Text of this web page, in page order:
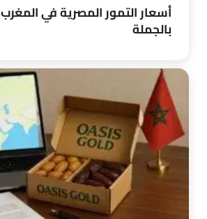
أسعار التمور المصرية في المغرب
بالجملة